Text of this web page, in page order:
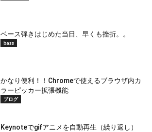
ベース弾きはじめた当日、早くも挫折。。
bass
かなり便利！！Chromeで使えるブラウザ内カ
ラーピッカー拡張機能
ブログ
Keynoteでgifアニメを自動再生（繰り返し）